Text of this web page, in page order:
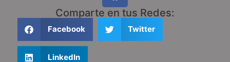
Comparte en tus Redes:
Facebook Twitter
LinkedIn